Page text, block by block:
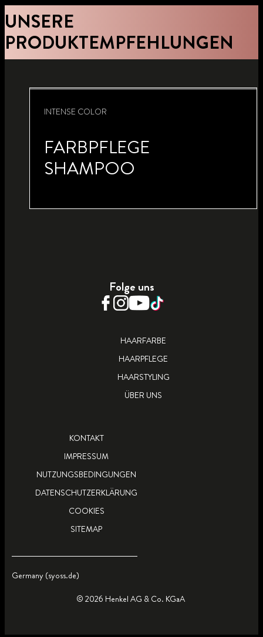
UNSERE
PRODUKTEMPFEHLUNGEN
INTENSE COLOR
FARBPFLEGE
SHAMPOO
HAARMASKE
Folge uns
HAARFARBE
HAARPFLEGE
HAARSTYLING
ÜBER UNS
KONTAKT
IMPRESSUM
NUTZUNGSBEDINGUNGEN
DATENSCHUTZERKLÄRUNG
COOKIES
SITEMAP
Germany (syoss.de)
© 2026 Henkel AG & Co. KGaA